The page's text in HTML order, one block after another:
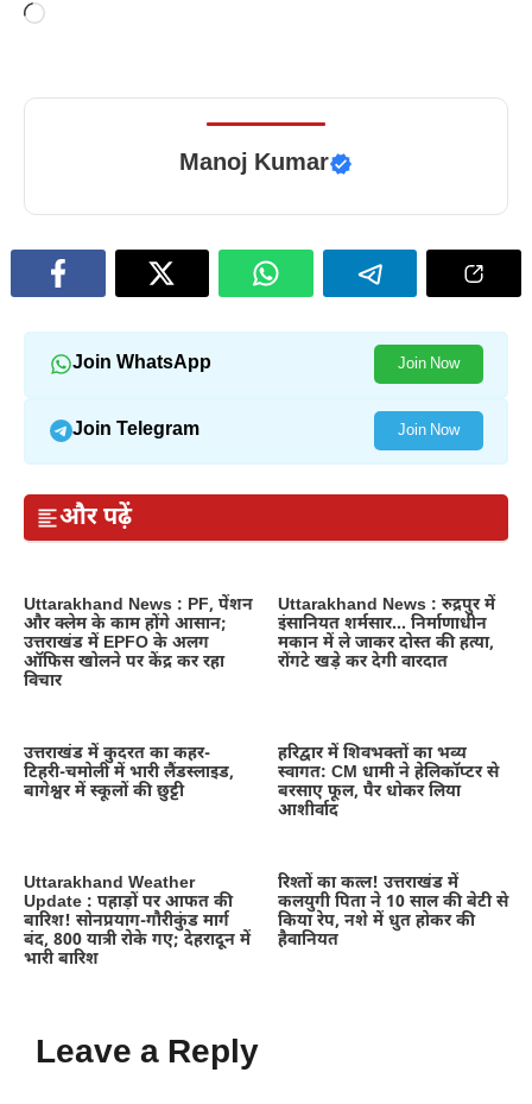
Loading…
Manoj Kumar
Join WhatsApp Join Now
Join Telegram Join Now
और पढ़ें
Uttarakhand News : PF, पेंशन
और क्लेम के काम होंगे आसान;
उत्तराखंड में EPFO के अलग
ऑफिस खोलने पर केंद्र कर रहा
विचार
Uttarakhand News : रुद्रपुर में
इंसानियत शर्मसार… निर्माणाधीन
मकान में ले जाकर दोस्त की हत्या,
रोंगटे खड़े कर देगी वारदात
उत्तराखंड में कुदरत का कहर-
टिहरी-चमोली में भारी लैंडस्लाइड,
बागेश्वर में स्कूलों की छुट्टी
हरिद्वार में शिवभक्तों का भव्य
स्वागत: CM धामी ने हेलिकॉप्टर से
बरसाए फूल, पैर धोकर लिया
आशीर्वाद
Uttarakhand Weather
Update : पहाड़ों पर आफत की
बारिश! सोनप्रयाग-गौरीकुंड मार्ग
बंद, 800 यात्री रोके गए; देहरादून में
भारी बारिश
रिश्तों का कत्ल! उत्तराखंड में
कलयुगी पिता ने 10 साल की बेटी से
किया रेप, नशे में धुत होकर की
हैवानियत
Leave a Reply